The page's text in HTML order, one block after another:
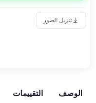
تنزيل الصور
الوصف التقييمات